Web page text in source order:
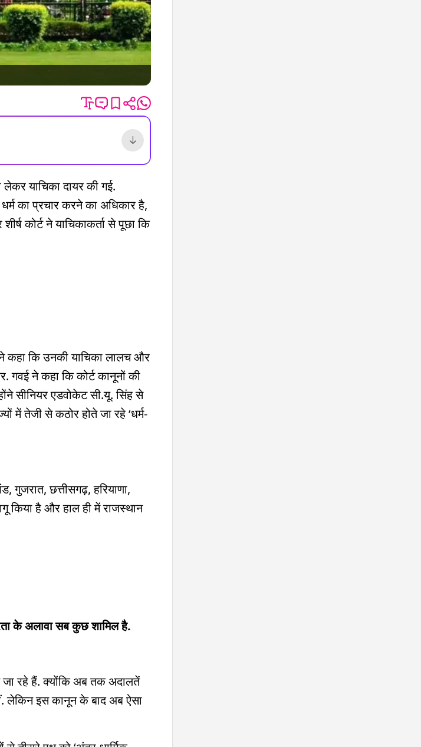
याचिका दायर की गई.
का प्रचार करने का अधिकार है,
कोर्ट ने याचिकाकर्ता से पूछा कि
कहा कि उनकी याचिका लालच और
ने कहा कि कोर्ट कानूनों की
सीनियर एडवोकेट सी.यू. सिंह से
में तेजी से कठोर होते जा रहे ‘धर्म-
गुजरात, छत्तीसगढ़, हरियाणा,
किया है और हाल ही में राजस्थान
के अलावा सब कुछ शामिल है.
जा रहे हैं. क्योंकि अब तक अदालतें
लेकिन इस कानून के बाद अब ऐसा